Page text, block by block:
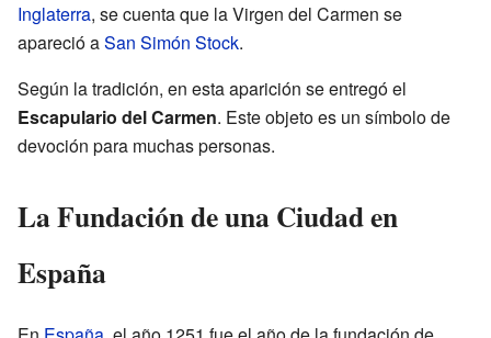
Inglaterra, se cuenta que la Virgen del Carmen se
apareció aSan Simón Stock.
Según la tradición, en esta aparición se entregó el
Escapulario del Carmen. Este objeto es un símbolo de
devoción para muchas personas.
La Fundación de una Ciudad en
España